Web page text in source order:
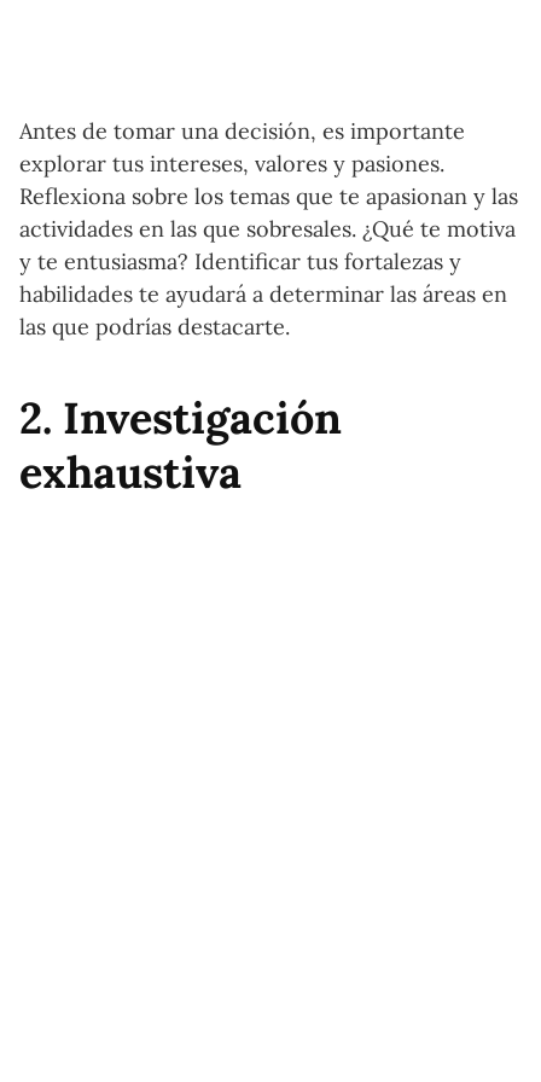
Antes de tomar una decisión, es importante
explorar tus intereses, valores y pasiones.
Reflexiona sobre los temas que te apasionan y las
actividades en las que sobresales. ¿Qué te motiva
y te entusiasma? Identificar tus fortalezas y
habilidades te ayudará a determinar las áreas en
las que podrías destacarte.
2. Investigación
exhaustiva